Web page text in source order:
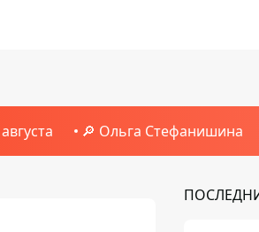
🔎 Ольга Стефанишина